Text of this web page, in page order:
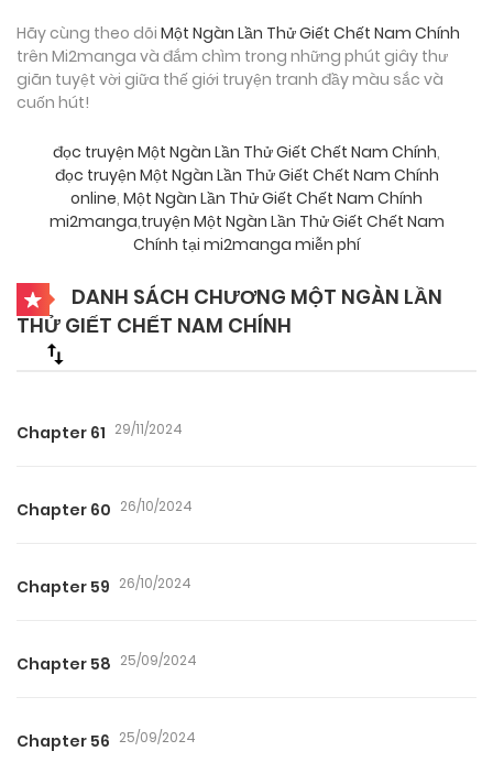
Hãy cùng theo dõi Một Ngàn Lần Thử Giết Chết Nam Chính
trên Mi2manga và đắm chìm trong những phút giây thư
giãn tuyệt vời giữa thế giới truyện tranh đầy màu sắc và
cuốn hút!
đọc truyện Một Ngàn Lần Thử Giết Chết Nam Chính,
đọc truyện Một Ngàn Lần Thử Giết Chết Nam Chính
online, Một Ngàn Lần Thử Giết Chết Nam Chính
mi2manga,truyện Một Ngàn Lần Thử Giết Chết Nam
Chính tại mi2manga miễn phí
DANH SÁCH CHƯƠNG MỘT NGÀN LẦN
THỬ GIẾT CHẾT NAM CHÍNH
Chapter 61 29/11/2024
Chapter 60 26/10/2024
Chapter 59 26/10/2024
Chapter 58 25/09/2024
Chapter 56 25/09/2024